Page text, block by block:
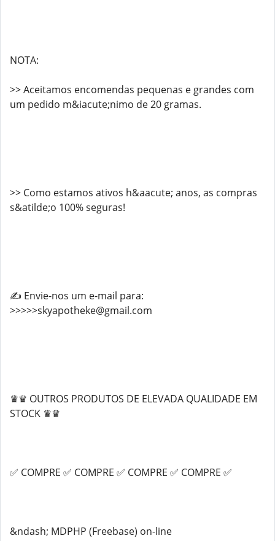
NOTA:
>> Aceitamos encomendas pequenas e grandes com
um pedido m&iacute;nimo de 20 gramas.
>> Como estamos ativos h&aacute; anos, as compras
s&atilde;o 100% seguras!
✍️ Envie-nos um e-mail para:
>>>>>skyapotheke@gmail.com
♛♛ OUTROS PRODUTOS DE ELEVADA QUALIDADE EM
STOCK ♛♛
✅ COMPRE ✅ COMPRE ✅ COMPRE ✅ COMPRE ✅
&ndash; MDPHP (Freebase) on-line